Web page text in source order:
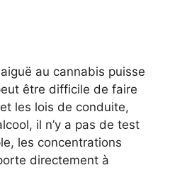
au cannabis puisse
être difficile de faire
les lois de conduite,
il n’y a pas de test
les concentrations
directement à